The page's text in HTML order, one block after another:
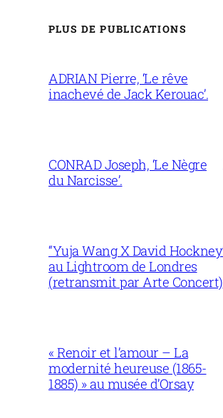
PLUS DE PUBLICATIONS
ADRIAN Pierre, ‘Le rêve
inachevé de Jack Kerouac’.
CONRAD Joseph, ‘Le Nègre
du Narcisse’.
“Yuja Wang X David
au Lightroom de Londres
(retransmit par Arte Concert)
« Renoir et l’amour – La
modernité heureuse (1865-
1885) » au musée d’Orsay